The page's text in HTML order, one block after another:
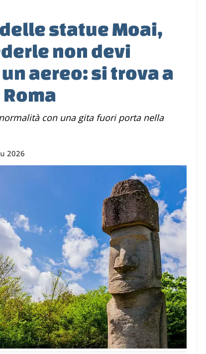
statue Moai,
non devi
aereo: si trova a
2026